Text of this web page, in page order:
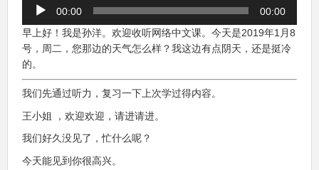
プ
レ
ー
ヤ
ー
00:00
00:00
早上好！我是孙洋。欢迎收听网络中文课。今天是2019年1月8
号，周二，您那边的天气怎么样？我这边有点阴天，还是挺冷
的。
我们先通过听力，复习一下上次学过得内容。
王小姐 ，欢迎欢迎，请进请进。
我们好久没见了，忙什么呢？
今天能见到你很高兴。